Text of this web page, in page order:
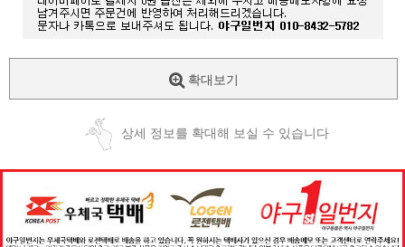
확대보기
상세 정보를 확대해 보실 수 있습니다